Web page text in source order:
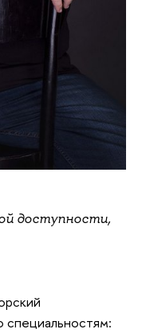
доступности,
специальностям: